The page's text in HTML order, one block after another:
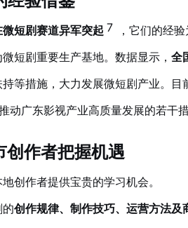
短剧赛道异军突起 7
，它们的经
短剧重要生产基地。数据显示， 全
等措施，大力发展微短剧产业。
动广东影视产业高质量发展的若干
作者把握机遇
创作者提供宝贵的学习机会。
创作规律、制作技巧、运营方法及